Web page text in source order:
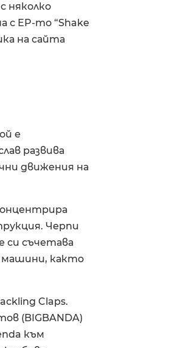
няколко
с EP-то “Shake
на сайта
е
развива
движения на
Черпи
си съчетава
машини, както
Claps.
(BIGBANDA)
към